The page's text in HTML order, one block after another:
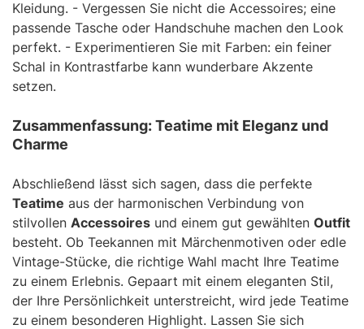
Kleidung. - Vergessen Sie nicht die Accessoires; eine
passende Tasche oder Handschuhe machen den Look
perfekt. - Experimentieren Sie mit Farben: ein feiner
Schal in Kontrastfarbe kann wunderbare Akzente
setzen.
Zusammenfassung: Teatime mit Eleganz und
Charme
Abschließend lässt sich sagen, dass die perfekte
Teatime aus der harmonischen Verbindung von
stilvollen Accessoires und einem gut gewählten Outfit
besteht. Ob Teekannen mit Märchenmotiven oder edle
Vintage-Stücke, die richtige Wahl macht Ihre Teatime
zu einem Erlebnis. Gepaart mit einem eleganten Stil,
der Ihre Persönlichkeit unterstreicht, wird jede Teatime
zu einem besonderen Highlight. Lassen Sie sich